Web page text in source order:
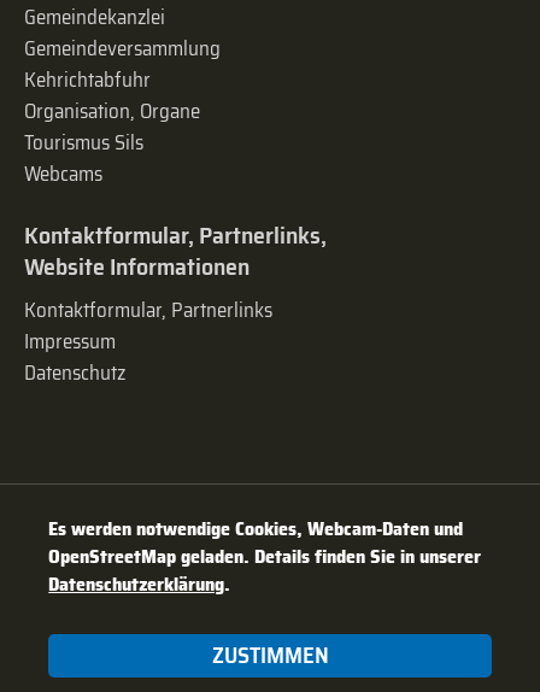
Gemeindekanzlei
Gemeinde­versammlung
Kehrichtabfuhr
Organisation, Organe
Tourismus Sils
Webcams
Kontaktformular, Partnerlinks,
Website Informationen
Kontaktformular, Partnerlinks
Impressum
Datenschutz
Es werden notwendige Cookies, Webcam-Daten und
OpenStreetMap geladen. Details finden Sie in unserer
Datenschutzerklärung.
ZUSTIMMEN